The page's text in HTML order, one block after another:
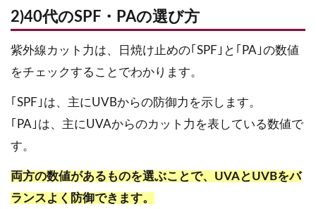
2)40代のSPF・PAの選び方
紫外線カット力は、日焼け止めの｢SPF｣と｢PA｣の数値
をチェックすることでわかります。
｢SPF｣は、主にUVBからの防御力を示します。
｢PA｣は、主にUVAからのカット力を表している数値で
す。
両方の数値があるものを選ぶことで、UVAとUVBをバ
ランスよく防御できます。